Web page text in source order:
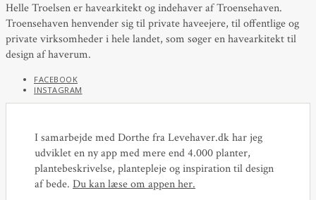
Helle Troelsen er havearkitekt og indehaver af Troensehaven.
Troensehaven henvender sig til private haveejere, til offentlige og
private virksomheder i hele landet, som søger en havearkitekt til
design af haverum.
FACEBOOK
INSTAGRAM
I samarbejde med Dorthe fra Levehaver.dk har jeg
udviklet en ny app med mere end 4.000 planter,
plantebeskrivelse, plantepleje og inspiration til design
af bede. Du kan læse om appen her.